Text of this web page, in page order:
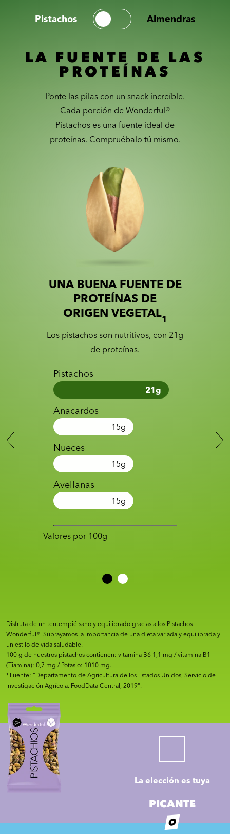
Pistachos Almendras
LA FUENTE DE LAS
PROTEÍNAS
Ponte las pilas con un snack increíble.
Cada porción de Wonderful®
Pistachos es una fuente ideal de
proteínas. Compruébalo tú mismo.
Slider with nutrition information
Slide 1 of 2
UNA BUENA FUENTE DE
PROTEÍNAS DE
ORIGEN VEGETAL1
Los pistachos son nutritivos, con 21g
de proteínas.
Pistachos
21g
Anacardos
15g
Nueces
15g
Avellanas
15g
Valores por 100g
Disfruta de un tentempié sano y equilibrado gracias a los Pistachos
Wonderful®. Subrayamos la importancia de una dieta variada y equilibrada y
un estilo de vida saludable.
100 g de nuestros pistachos contienen: vitamina B6 1,1 mg / vitamina B1
(Tiamina): 0,7 mg / Potasio: 1010 mg.
¹ Fuente: "Departamento de Agricultura de los Estados Unidos, Servicio de
Investigación Agrícola. FoodData Central, 2019".
La elección es tuya
PICANTE
O